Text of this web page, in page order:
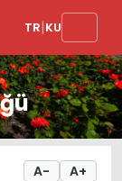
TR|KU
A- A+